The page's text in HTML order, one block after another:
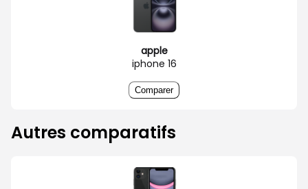
apple
iphone 16
Comparer
Autres comparatifs